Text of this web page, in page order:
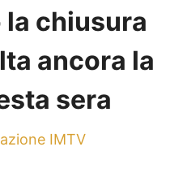
chiusura
ancora la
sera
IMTV